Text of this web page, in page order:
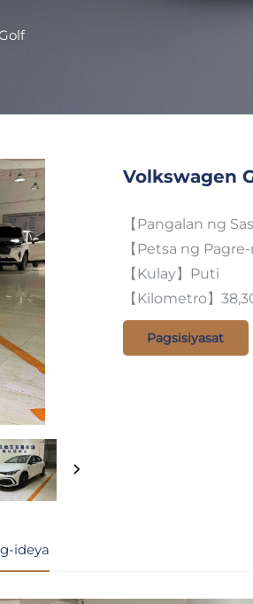
Volkswagen
【Pangalan ng
【Petsa ng
【Kulay】Puti
【Kilometro】
Pagsisiyasat
ideya